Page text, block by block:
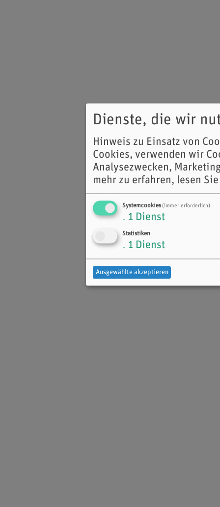
Dienste, die wir
Hinweis zu Einsatz von
Cookies, verwenden wir
Analysezwecken,
mehr zu erfahren, lesen
Systemcookies(immer erforderlich)
↓ 1 Dienst
Statistiken
↓ 1 Dienst
Ausgewählte akzeptieren